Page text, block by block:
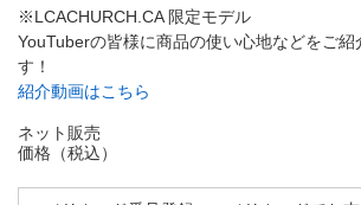
※LCACHURCH.CA 限定モデル
YouTuberの皆様に商品の使い心地などをご紹
す！
紹介動画はこちら
ネット販売
価格（税込）